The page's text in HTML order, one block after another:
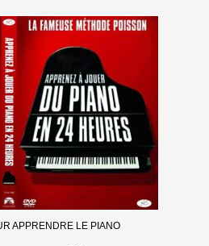
APPRENDRE LE PIANO